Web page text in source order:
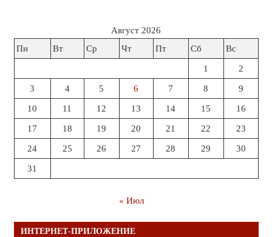
Август 2026
Пн
Вт Ср Чт Пт Сб Вс
1 2
3 4 5 6 7 8 9
10 11 12 13 14 15 16
17 18 19 20 21 22 23
24 25 26 27 28 29 30
31
« Июл
ИНТЕРНЕТ-ПРИЛОЖЕНИЕ